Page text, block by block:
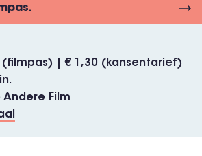
(filmpas) | € 1,30 (kansentarief)
Andere Film